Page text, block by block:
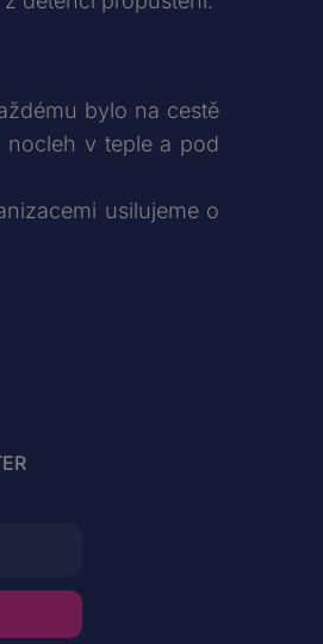
bylo na cestě
nocleh v teple a pod
usilujeme o